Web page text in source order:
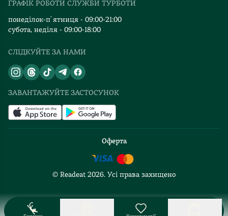
Відгуки та оцінка RDT
ГРАФІК РОБОТИ СЛУЖБИ ТУРБОТИ
понеділок-п`ятниця - 09:00-21:00
субота, неділя - 09:00-18:00
СЛІДКУЙТЕ ЗА НАМИ
ЗАВАНТАЖУЙТЕ ЗАСТОСУНОК
Оферта
© Readeat 2026. Усі права захищено